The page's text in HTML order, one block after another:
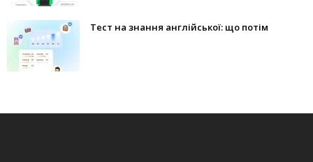
Тест на знання англійської: що потім